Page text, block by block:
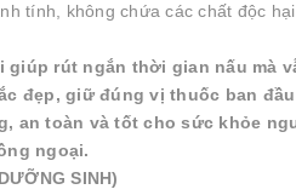
tính, không chứa các chất độc
rút ngắn thời gian nấu mà
đẹp, giữ đúng vị thuốc ban
an toàn và tốt cho sức khỏe
ngoại.
SINH)